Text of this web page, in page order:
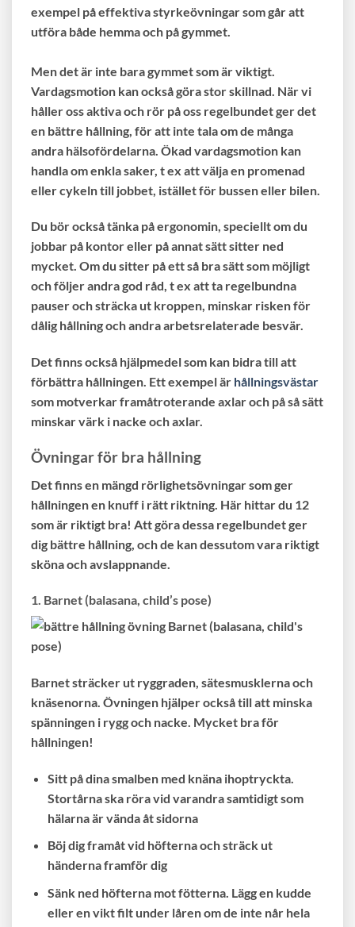
exempel på effektiva styrkeövningar som går att
utföra både hemma och på gymmet.
Men det är inte bara gymmet som är viktigt.
Vardagsmotion kan också göra stor skillnad. När vi
håller oss aktiva och rör på oss regelbundet ger det
en bättre hållning, för att inte tala om de många
andra hälsofördelarna. Ökad vardagsmotion kan
handla om enkla saker, t ex att välja en promenad
eller cykeln till jobbet, istället för bussen eller bilen.
Du bör också tänka på ergonomin, speciellt om du
jobbar på kontor eller på annat sätt sitter ned
mycket. Om du sitter på ett så bra sätt som möjligt
och följer andra god råd, t ex att ta regelbundna
pauser och sträcka ut kroppen, minskar risken för
dålig hållning och andra arbetsrelaterade besvär.
Det finns också hjälpmedel som kan bidra till att
förbättra hållningen. Ett exempel är hållningsvästar
som motverkar framåtroterande axlar och på så sätt
minskar värk i nacke och axlar.
Övningar för bra hållning
Det finns en mängd rörlighetsövningar som ger
hållningen en knuff i rätt riktning. Här hittar du 12
som är riktigt bra! Att göra dessa regelbundet ger
dig bättre hållning, och de kan dessutom vara riktigt
sköna och avslappnande.
1. Barnet (balasana, child’s pose)
Barnet sträcker ut ryggraden, sätesmusklerna och
knäsenorna. Övningen hjälper också till att minska
spänningen i rygg och nacke. Mycket bra för
hållningen!
Sitt på dina smalben med knäna ihoptryckta.
Stortårna ska röra vid varandra samtidigt som
hälarna är vända åt sidorna
Böj dig framåt vid höfterna och sträck ut
händerna framför dig
Sänk ned höfterna mot fötterna. Lägg en kudde
eller en vikt filt under låren om de inte når hela